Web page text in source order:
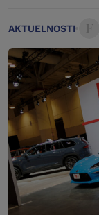
AKTUELNOSTI